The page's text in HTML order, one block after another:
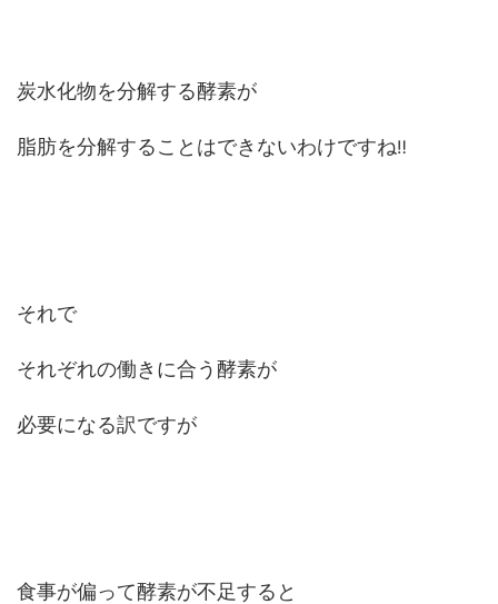
炭水化物を分解する酵素が
脂肪を分解することはできないわけですね‼
それで
それぞれの働きに合う酵素が
必要になる訳ですが
食事が偏って酵素が不足すると